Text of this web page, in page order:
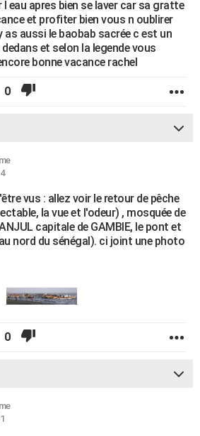
eau apres bien se laver car sa gratte
et profiter bien vous n oublirer
as aussi le baobab sacrée c est un
et selon la legende vous
bonne vacance rachel
0
vus : allez voir le retour de pêche
la vue et l'odeur) , mosquée de
capitale de GAMBIE, le pont et
nord du sénégal). ci joint une photo
0